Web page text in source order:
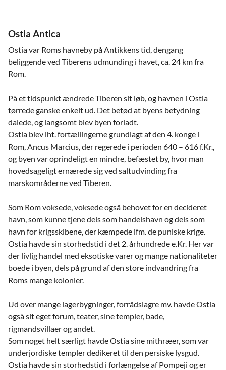
Ostia Antica
Ostia var Roms havneby på Antikkens tid, dengang
beliggende ved Tiberens udmunding i havet, ca. 24 km fra
Rom.
På et tidspunkt ændrede Tiberen sit løb, og havnen i Ostia
tørrede ganske enkelt ud. Det betød at byens betydning
dalede, og langsomt blev byen forladt.
Ostia blev iht. fortællingerne grundlagt af den 4. konge i
Rom, Ancus Marcius, der regerede i perioden 640 – 616 f.Kr.,
og byen var oprindeligt en mindre, befæstet by, hvor man
hovedsageligt ernærede sig ved saltudvinding fra
marskområderne ved Tiberen.
Som Rom voksede, voksede også behovet for en decideret
havn, som kunne tjene dels som handelshavn og dels som
havn for krigsskibene, der kæmpede ifm. de puniske krige.
Ostia havde sin storhedstid i det 2. århundrede e.Kr. Her var
der livlig handel med eksotiske varer og mange nationaliteter
boede i byen, dels på grund af den store indvandring fra
Roms mange kolonier.
Ud over mange lagerbygninger, forrådslagre mv. havde Ostia
også sit eget forum, teater, sine templer, bade,
rigmandsvillaer og andet.
Som noget helt særligt havde Ostia sine mithræer, som var
underjordiske templer dedikeret til den persiske lysgud.
Ostia havde sin storhedstid i forlængelse af Pompeji og er